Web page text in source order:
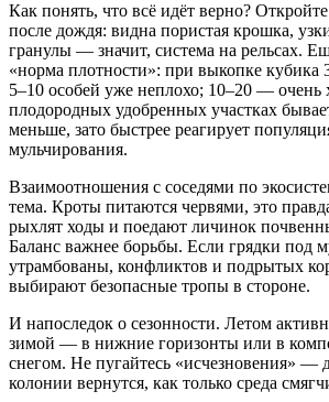
Как понять, что всё идёт верно?
после дождя: видна пористая крошка,
гранулы — значит, система на рельсах.
«норма плотности»: при выкопке кубика
5–10 особей уже неплохо; 10–20 — очень
плодородных удобренных участках
меньше, зато быстрее реагирует
мульчирования.
Взаимоотношения с соседями по
тема. Кроты питаются червями, это
рыхлят ходы и поедают личинок
Баланс важнее борьбы. Если грядки под
утрамбованы, конфликтов и подрытых
выбирают безопасные тропы в стороне.
И напоследок о сезонности. Летом
зимой — в нижние горизонты или в
снегом. Не пугайтесь «исчезновения» —
колонии вернутся, как только среда